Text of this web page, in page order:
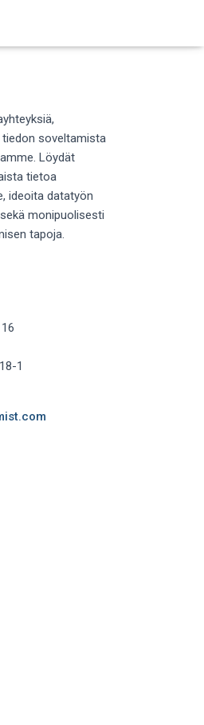
soveltamista
Löydät
tietoa
ideoita datatyön
monipuolisesti
tapoja.
1